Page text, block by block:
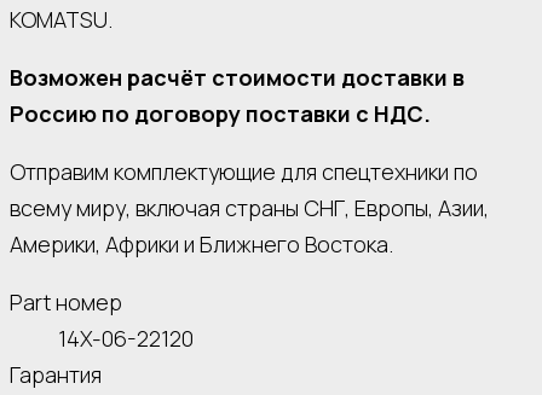
KOMATSU.
Возможен расчёт стоимости доставки в
Россию по договору поставки с НДС.
Отправим комплектующие для спецтехники по
всему миру, включая страны СНГ, Европы, Азии,
Америки, Африки и Ближнего Востока.
Part номер
14X-06-22120
Гарантия